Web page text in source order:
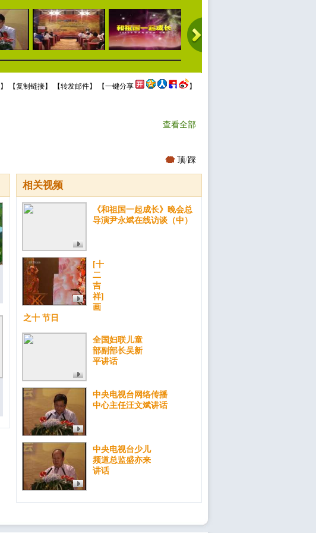
】 【复制链接】 【转发邮件】 【一键分享 】
查看全部
顶/踩
相关视频
《和祖国一起成长》晚会总
导演尹永斌在线访谈（中）
[十
二
吉
祥]
画
之十 节日
全国妇联儿童
部副部长吴新
平讲话
中央电视台网络传播
中心主任汪文斌讲话
中央电视台少儿
频道总监盛亦来
讲话